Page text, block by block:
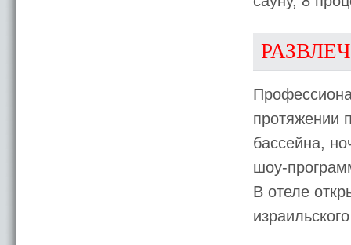
протяжении
бассейна,
шоу-
В отеле